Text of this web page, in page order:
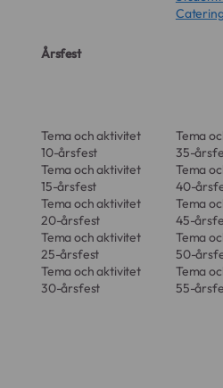
Årsfest
Tema och aktivitet
10-årsfest
Tema och aktivitet
15-årsfest
Tema och aktivitet
20-årsfest
Tema och aktivitet
25-årsfest
Tema och aktivitet
30-årsfest
Tema
35-
Tema
40-
Tema
45-
Tema
50-
Tema
55-